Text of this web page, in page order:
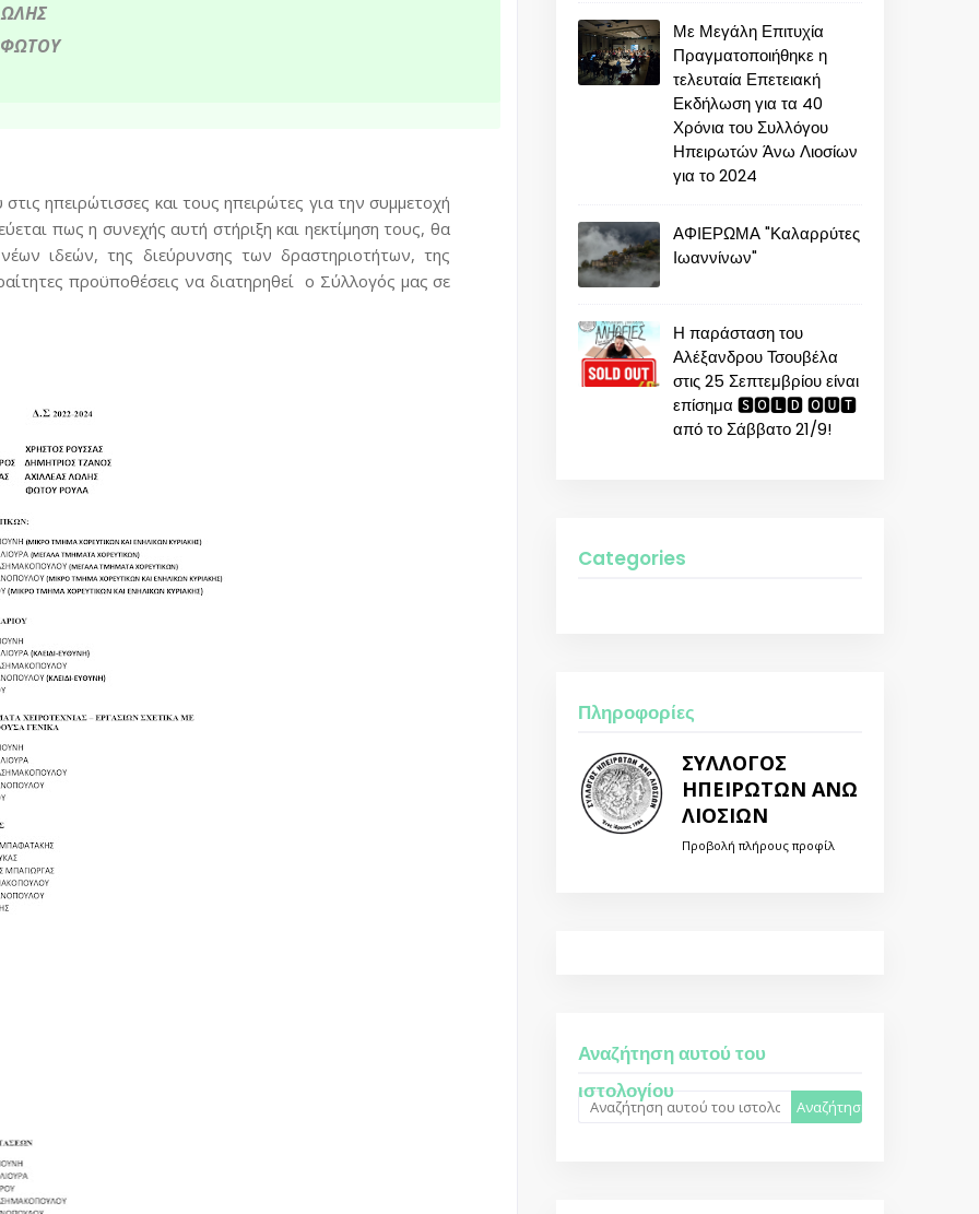
ΦΩΤΟΥ
στις ηπειρώτισσες και τους ηπειρώτες για την συμμετοχή
πως η συνεχής αυτή στήριξη και ηεκτίμηση τους, θα
ιδεών, της διεύρυνσης των δραστηριοτήτων, της
προϋποθέσεις να διατηρηθεί ο Σύλλογός μας σε
Με Μεγάλη Επιτυχία
Πραγματοποιήθηκε η
τελευταία Επετειακή
Εκδήλωση για τα 40
Χρόνια του Συλλόγου
Ηπειρωτών Άνω Λιοσίων
για το 2024
ΑΦΙΕΡΩΜΑ "Καλαρρύτες
Ιωαννίνων"
Η παράσταση του
Αλέξανδρου Τσουβέλα
στις 25 Σεπτεμβρίου είναι
επίσημα 🆂🅾🅻🅳 🅾🆄🆃
από το Σάββατο 21/9!
Categories
Πληροφορίες
ΣΥΛΛΟΓΟΣ
ΗΠΕΙΡΩΤΩΝ ΑΝΩ
ΛΙΟΣΙΩΝ
Προβολή πλήρους προφίλ
Αναζήτηση αυτού του
ιστολογίου